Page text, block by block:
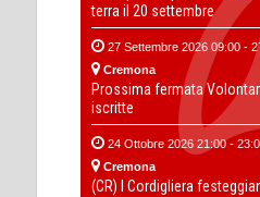
terra il 20 settembre
27 Settembre 2026 09:00 -
Cremona
Prossima fermata
iscritte
24 Ottobre 2026 21:00 -
Cremona
(CR) I Cordigliera